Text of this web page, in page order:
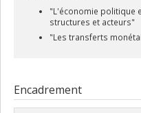
"L'économie politique
structures et acteurs"
"Les transferts
Encadrement